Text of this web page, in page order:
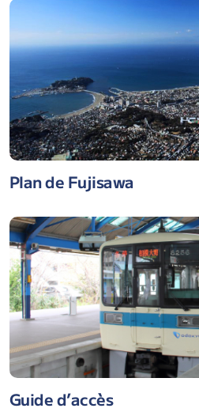
Plan de Fujisawa
Guide d’accès